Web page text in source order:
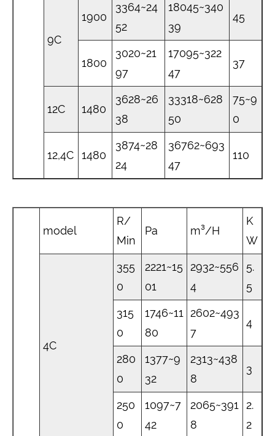
9C
1900
3364~24
52
18045~340
39
45
1800
3020~21
97
17095~322
47
37
12C 1480
3628~26
38
33318~628
50
75~9
0
12,4C 1480
3874~28
24
36762~693
47
110
model
R/
Min
Pa m³/H
K
W
4C
355
0
2221~15
01
2932~556
4
5.
5
315
0
1746~11
80
2602~493
7
4
280
0
1377~9
32
2313~438
8
3
250
0
1097~7
42
2065~391
8
2.
2